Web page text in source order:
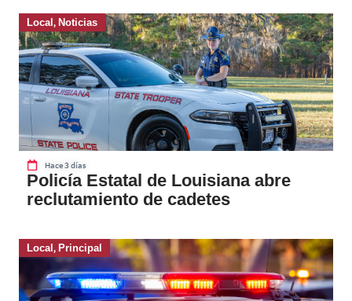
Local , Noticias
Hace 3 días
Policía Estatal de Louisiana abre
reclutamiento de cadetes
Local , Principal